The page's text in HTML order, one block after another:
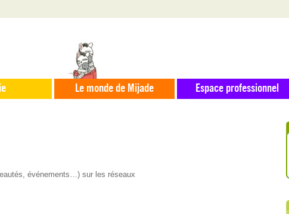
Le monde de Mijade Espace professionnel
événements…) sur les réseaux